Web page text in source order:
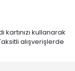
kullanarak
alışverişlerde